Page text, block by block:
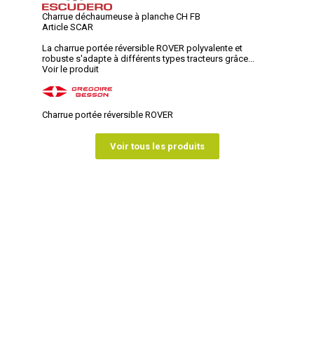
Charrue déchaumeuse à planche CH FB
Article SCAR
La charrue portée réversible ROVER polyvalente et
robuste s'adapte à différents types tracteurs grâce...
Voir le produit
Charrue portée réversible ROVER
Voir tous les produits